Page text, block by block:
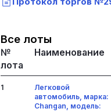
Все лоты
№
лота
Наименование
1
Легковой
автомобиль, марка:
Changan, модель: